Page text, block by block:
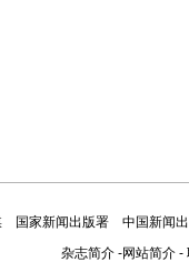
国家新闻出版署
中国新闻
杂志简介-网站简介-